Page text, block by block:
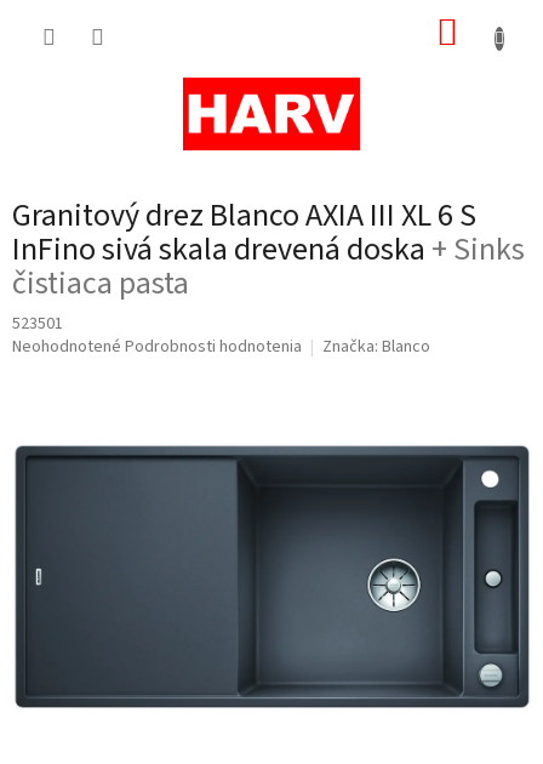
Granitový drez Blanco AXIA III XL 6 S
InFino sivá skala drevená doska + Sinks
čistiaca pasta
523501
Priemerné
Neohodnotené Podrobnosti hodnotenia Značka: Blanco